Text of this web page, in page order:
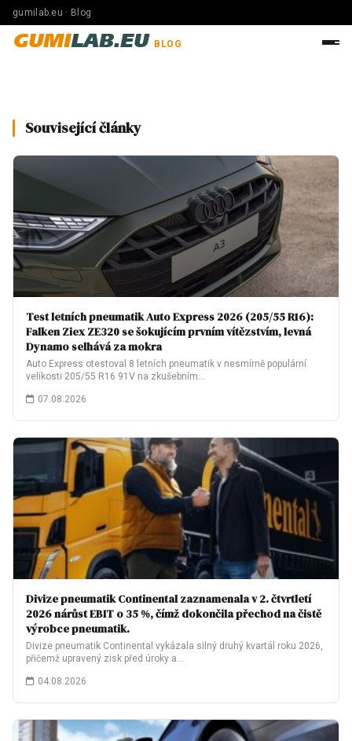
gumilab.eu · Blog
GUMILAB.EU BLOG
Související články
Test letních pneumatik Auto Express 2026 (205/55 R16):
Falken Ziex ZE320 se šokujícím prvním vítězstvím, levná
Dynamo selhává za mokra
Auto Express otestoval 8 letních pneumatik v nesmírně populární
velikosti 205/55 R16 91V na zkušebním…
07.08.2026
Divize pneumatik Continental zaznamenala v 2. čtvrtletí
2026 nárůst EBIT o 35 %, čímž dokončila přechod na čistě
výrobce pneumatik.
Divize pneumatik Continental vykázala silný druhý kvartál roku 2026,
přičemž upravený zisk před úroky a…
04.08.2026